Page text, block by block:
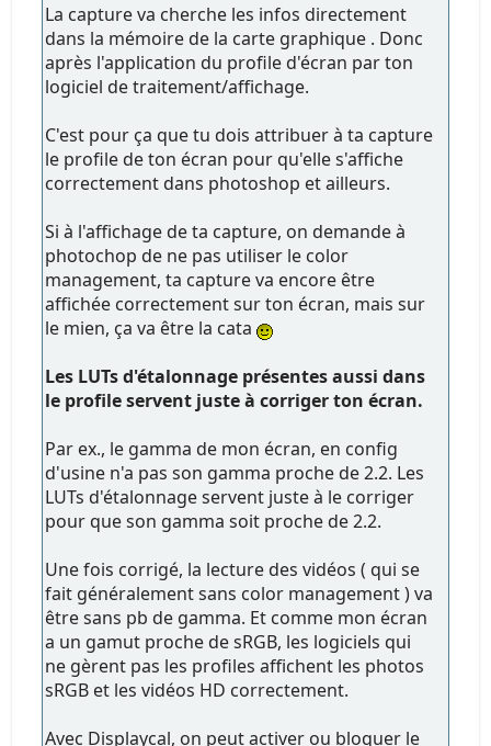
La capture va cherche les infos directement
dans la mémoire de la carte graphique . Donc
après l'application du profile d'écran par ton
logiciel de traitement/affichage.
C'est pour ça que tu dois attribuer à ta capture
le profile de ton écran pour qu'elle s'affiche
correctement dans photoshop et ailleurs.
Si à l'affichage de ta capture, on demande à
photochop de ne pas utiliser le color
management, ta capture va encore être
affichée correctement sur ton écran, mais sur
le mien, ça va être la cata
Les LUTs d'étalonnage présentes aussi dans
le profile servent juste à corriger ton écran.
Par ex., le gamma de mon écran, en config
d'usine n'a pas son gamma proche de 2.2. Les
LUTs d'étalonnage servent juste à le corriger
pour que son gamma soit proche de 2.2.
Une fois corrigé, la lecture des vidéos ( qui se
fait généralement sans color management ) va
être sans pb de gamma. Et comme mon écran
a un gamut proche de sRGB, les logiciels qui
ne gèrent pas les profiles affichent les photos
sRGB et les vidéos HD correctement.
Avec Displaycal, on peut activer ou bloquer le